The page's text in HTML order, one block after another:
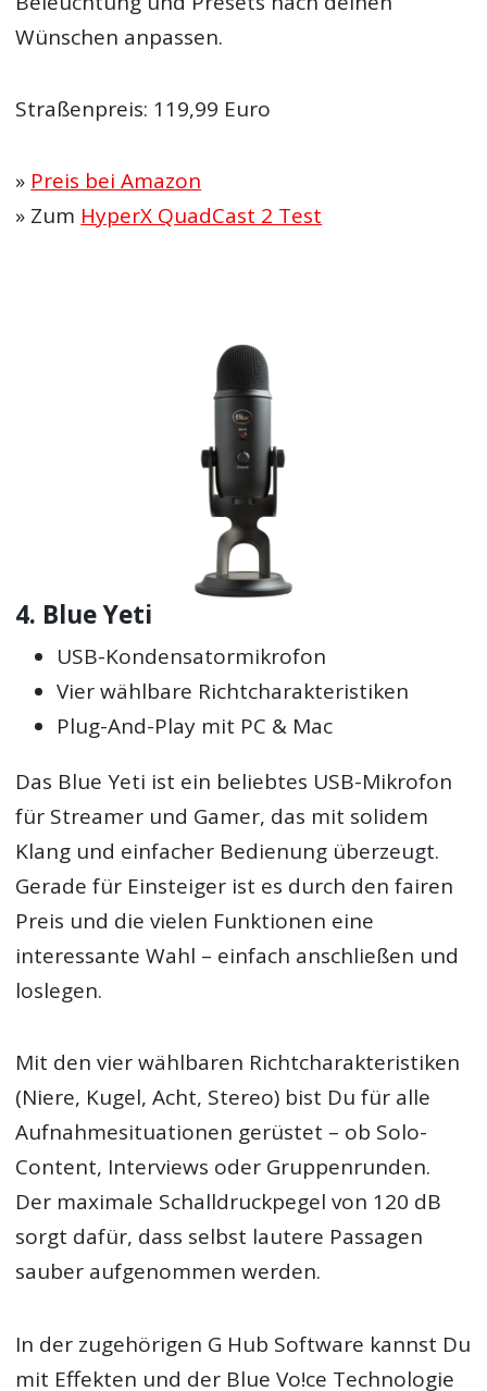
Wünschen anpassen.
Straßenpreis: 119,99 Euro
» Preis bei Amazon
» Zum HyperX QuadCast 2 Test
4. Blue Yeti
USB-Kondensatormikrofon
Vier wählbare Richtcharakteristiken
Plug-And-Play mit PC & Mac
Das Blue Yeti ist ein beliebtes USB-Mikrofon
für Streamer und Gamer, das mit solidem
Klang und einfacher Bedienung überzeugt.
Gerade für Einsteiger ist es durch den fairen
Preis und die vielen Funktionen eine
interessante Wahl – einfach anschließen und
loslegen.
Mit den vier wählbaren Richtcharakteristiken
(Niere, Kugel, Acht, Stereo) bist Du für alle
Aufnahmesituationen gerüstet – ob Solo-
Content, Interviews oder Gruppenrunden.
Der maximale Schalldruckpegel von 120 dB
sorgt dafür, dass selbst lautere Passagen
sauber aufgenommen werden.
In der zugehörigen G Hub Software kannst Du
mit Effekten und der Blue Vo!ce Technologie